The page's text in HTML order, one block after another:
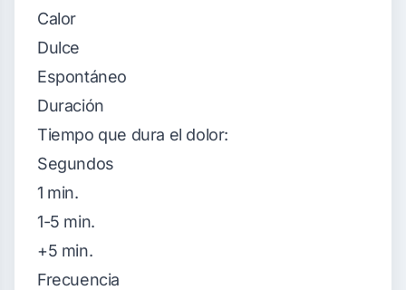
Calor
Dulce
Espontáneo
Duración
Tiempo que dura el dolor:
Segundos
1 min.
1-5 min.
+5 min.
Frecuencia